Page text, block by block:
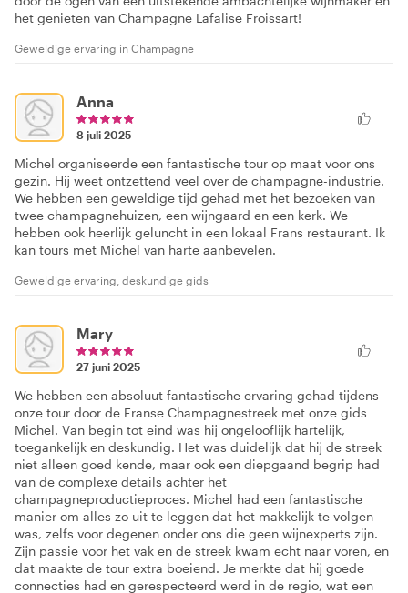
het genieten van Champagne Lafalise Froissart!
Geweldige ervaring in Champagne
Anna
8 juli 2025
Michel organiseerde een fantastische tour op maat voor ons
gezin. Hij weet ontzettend veel over de champagne-industrie.
We hebben een geweldige tijd gehad met het bezoeken van
twee champagnehuizen, een wijngaard en een kerk. We
hebben ook heerlijk geluncht in een lokaal Frans restaurant. Ik
kan tours met Michel van harte aanbevelen.
Geweldige ervaring, deskundige gids
Mary
27 juni 2025
We hebben een absoluut fantastische ervaring gehad tijdens
onze tour door de Franse Champagnestreek met onze gids
Michel. Van begin tot eind was hij ongelooflijk hartelijk,
toegankelijk en deskundig. Het was duidelijk dat hij de streek
niet alleen goed kende, maar ook een diepgaand begrip had
van de complexe details achter het
champagneproductieproces. Michel had een fantastische
manier om alles zo uit te leggen dat het makkelijk te volgen
was, zelfs voor degenen onder ons die geen wijnexperts zijn.
Zijn passie voor het vak en de streek kwam echt naar voren, en
dat maakte de tour extra boeiend. Je merkte dat hij goede
connecties had en gerespecteerd werd in de regio, wat een